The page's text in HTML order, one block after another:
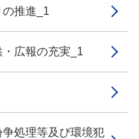
推進_1
広報の充実_1
処理等及び環境犯